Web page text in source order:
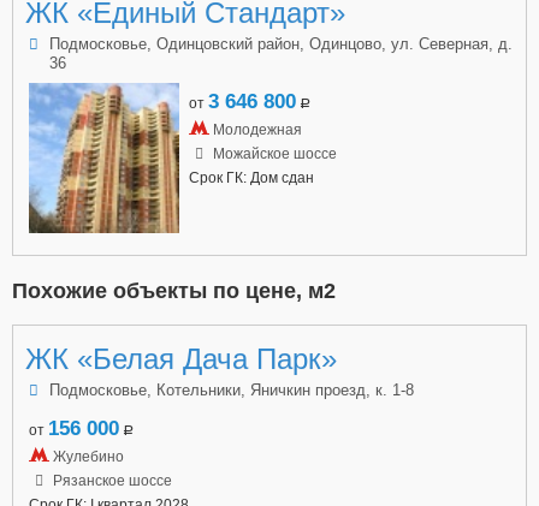
ЖК «Единый Стандарт»
Подмосковье, Одинцовский район, Одинцово, ул. Северная, д.
36
от 3 646 800 a
Молодежная
Можайское шоссе
Срок ГК: Дом сдан
Похожие объекты по цене, м2
ЖК «Белая Дача Парк»
Подмосковье, Котельники, Яничкин проезд, к. 1-8
от 156 000 a
Жулебино
Рязанское шоссе